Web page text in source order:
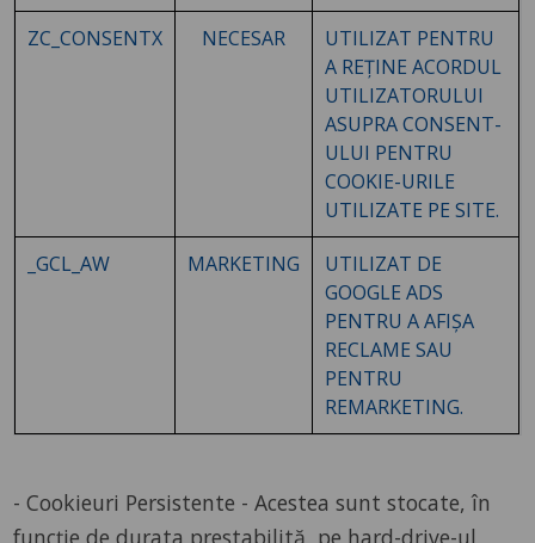
ZC_CONSENTX NECESAR
UTILIZAT PENTRU
A REȚINE ACORDUL
UTILIZATORULUI
ASUPRA CONSENT-
ULUI PENTRU
COOKIE-URILE
UTILIZATE PE SITE.
_GCL_AW MARKETING
UTILIZAT DE
GOOGLE ADS
PENTRU A AFIȘA
RECLAME SAU
PENTRU
REMARKETING.
- Cookieuri Persistente - Acestea sunt stocate, în
funcție de durata prestabilită, pe hard-drive-ul